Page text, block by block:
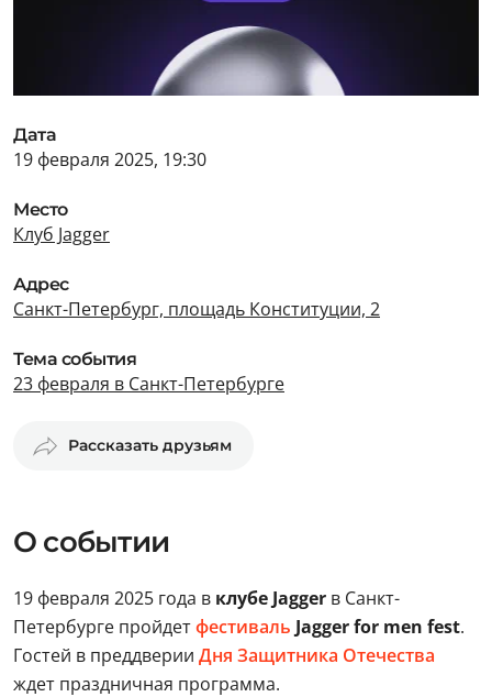
Дата
19 февраля 2025, 19:30
Место
Клуб Jagger
Адрес
Санкт-Петербург, площадь Конституции, 2
Тема события
23 февраля в Санкт-Петербурге
Рассказать друзьям
О событии
19 февраля 2025 года в клубе Jagger в Санкт-
Петербурге пройдетфестиваль Jagger for men fest.
Гостей в преддверии Дня Защитника Отечества
ждет праздничная программа.